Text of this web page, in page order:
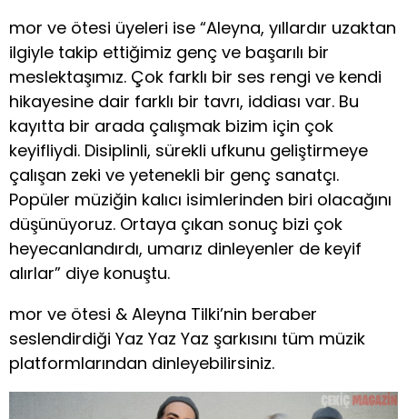
mor ve ötesi üyeleri ise “Aleyna, yıllardır uzaktan
ilgiyle takip ettiğimiz genç ve başarılı bir
meslektaşımız. Çok farklı bir ses rengi ve kendi
hikayesine dair farklı bir tavrı, iddiası var. Bu
kayıtta bir arada çalışmak bizim için çok
keyifliydi. Disiplinli, sürekli ufkunu geliştirmeye
çalışan zeki ve yetenekli bir genç sanatçı.
Popüler müziğin kalıcı isimlerinden biri olacağını
düşünüyoruz. Ortaya çıkan sonuç bizi çok
heyecanlandırdı, umarız dinleyenler de keyif
alırlar” diye konuştu.
mor ve ötesi & Aleyna Tilki’nin beraber
seslendirdiği Yaz Yaz Yaz şarkısını tüm müzik
platformlarından dinleyebilirsiniz.